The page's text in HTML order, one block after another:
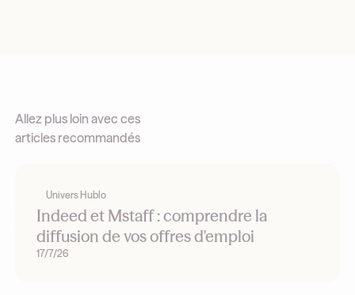
Allez plus loin avec ces
articles recommandés
Univers Hublo
Indeed et Mstaff : comprendre la
diffusion de vos offres d'emploi
17/7/26